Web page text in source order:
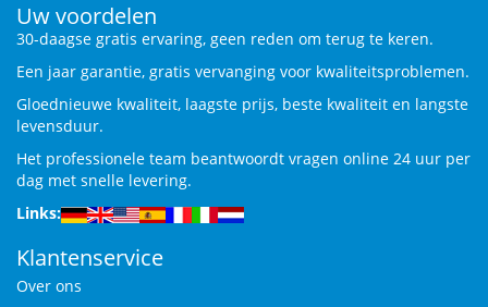
Uw voordelen
30-daagse gratis ervaring, geen reden om terug te keren.
Een jaar garantie, gratis vervanging voor kwaliteitsproblemen.
Gloednieuwe kwaliteit, laagste prijs, beste kwaliteit en langste
levensduur.
Het professionele team beantwoordt vragen online 24 uur per
dag met snelle levering.
Links:
Klantenservice
Over ons